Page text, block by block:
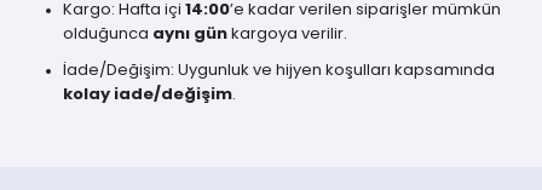
Kargo: Hafta içi 14:00’e kadar verilen siparişler mümkün
olduğunca aynı gün kargoya verilir.
İade/Değişim: Uygunluk ve hijyen koşulları kapsamında
kolay iade/değişim